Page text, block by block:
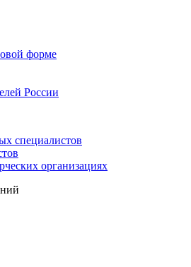
форме
России
специалистов
организациях